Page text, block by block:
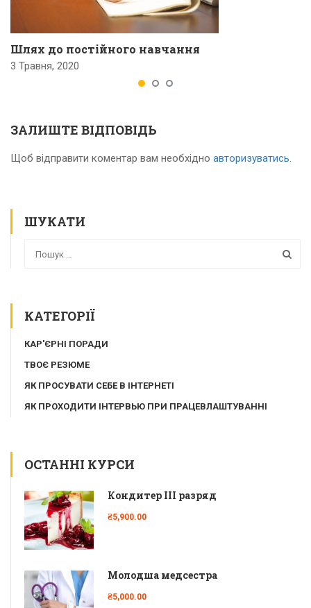
Шлях до постійного навчання
3 Травня, 2020
ЗАЛИШТЕ ВІДПОВІДЬ
Щоб відправити коментар вам необхідно авторизуватись.
ШУКАТИ
КАТЕГОРІЇ
КАР'ЄРНІ ПОРАДИ
ТВОЄ РЕЗЮМЕ
ЯК ПРОСУВАТИ СЕБЕ В ІНТЕРНЕТІ
ЯК ПРОХОДИТИ ІНТЕРВЬЮ ПРИ ПРАЦЕВЛАШТУВАННІ
ОСТАННІ КУРСИ
Кондитер ІІІ разряд
₴5,900.00
Молодша медсестра
₴5,000.00